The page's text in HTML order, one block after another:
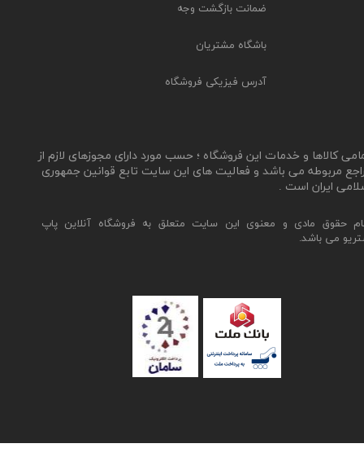
حقوق مادی و معنوی این سایت متعلق به فروشگاه آنلاین پاپ
می باشد.
ضمانت بازگشت وجه
باشگاه مشتریان
آدرس فیزیکی فروشگاه
کالاها و خدمات این فروشگاه ؛ حسب مورد دارای مجوزهای لازم از
مربوطه می باشد و فعالیت های این سایت تابع قوانین جمهوری
ایران است .